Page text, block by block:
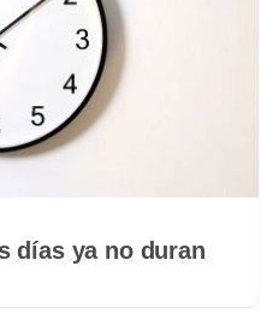
días ya no duran